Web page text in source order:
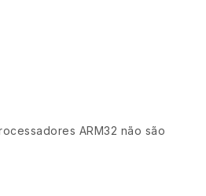
ARM32 não são